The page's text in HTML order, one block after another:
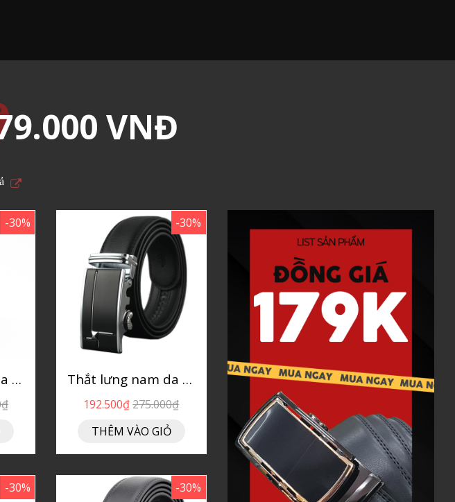
VNĐ
Thắt lưng nam da bò P152
-30%
Thắt lưng nam da bò P110T
192.500₫275.000₫
THÊM VÀO GIỎ
-30%
-30% -30%